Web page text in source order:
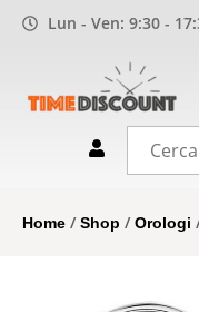
Lun - Ven: 9:30 -
Home /Shop /Orologi